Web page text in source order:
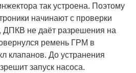
так устроена. Поэтому
начинают с проверки
ДПКВ не даёт разрешения на
ремень ГРМ в
клапанов. До устранения
запуск насоса.